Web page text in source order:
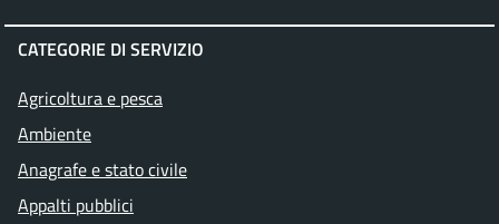
CATEGORIE DI SERVIZIO
Agricoltura e pesca
Ambiente
Anagrafe e stato civile
Appalti pubblici